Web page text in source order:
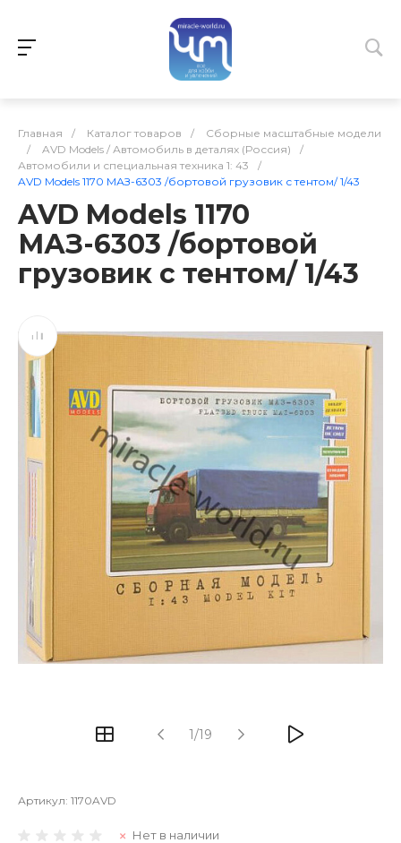
Главная / Каталог товаров /
Сборные масштабные модели
/
AVD Models / Автомобиль в деталях (Россия)
/
Автомобили и специальная техника 1: 43
/
AVD Models 1170 МАЗ-6303 /бортовой грузовик с тентом/ 1/43
AVD Models 1170
МАЗ-6303 /бортовой
грузовик с тентом/ 1/43
1/19
Артикул: 1170AVD
Нет в наличии